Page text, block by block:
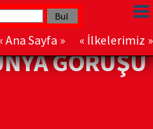
Ana Sayfa » « İlkelerimiz »
GÖRÜŞÜ